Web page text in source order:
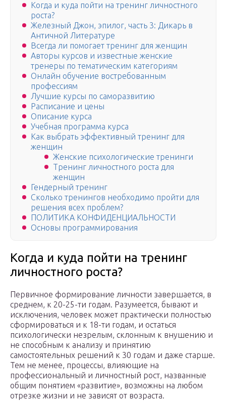
Когда и куда пойти на тренинг личностного
роста?
Железный Джон, эпилог, часть 3: Дикарь в
Античной Литературе
Всегда ли помогает тренинг для женщин
Авторы курсов и известные женские
тренеры по тематическим категориям
Онлайн обучение востребованным
профессиям
Лучшие курсы по саморазвитию
Расписание и цены
Описание курса
Учебная программа курса
Как выбрать эффективный тренинг для
женщин
Женские психологические тренинги
Тренинг личностного роста для
женщин
Гендерный тренинг
Сколько тренингов необходимо пройти для
решения всех проблем?
ПОЛИТИКА КОНФИДЕНЦИАЛЬНОСТИ
Основы программирования
Когда и куда пойти на тренинг
личностного роста?
Первичное формирование личности завершается, в
среднем, к 20-25-ти годам. Разумеется, бывают и
исключения, человек может практически полностью
сформироваться и к 18-ти годам, и остаться
психологически незрелым, склонным к внушению и
не способным к анализу и принятию
самостоятельных решений к 30 годам и даже старше.
Тем не менее, процессы, влияющие на
профессиональный и личностный рост, названные
общим понятием «развитие», возможны на любом
отрезке жизни и не зависят от возраста.